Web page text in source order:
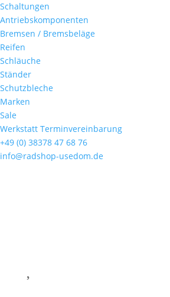
Schaltungen
Antriebskomponenten
Bremsen / Bremsbeläge
Reifen
Schläuche
Ständer
Schutzbleche
Marken
Sale
Werkstatt Terminvereinbarung
+49 (0) 38378 47 68 76
info@radshop-usedom.de